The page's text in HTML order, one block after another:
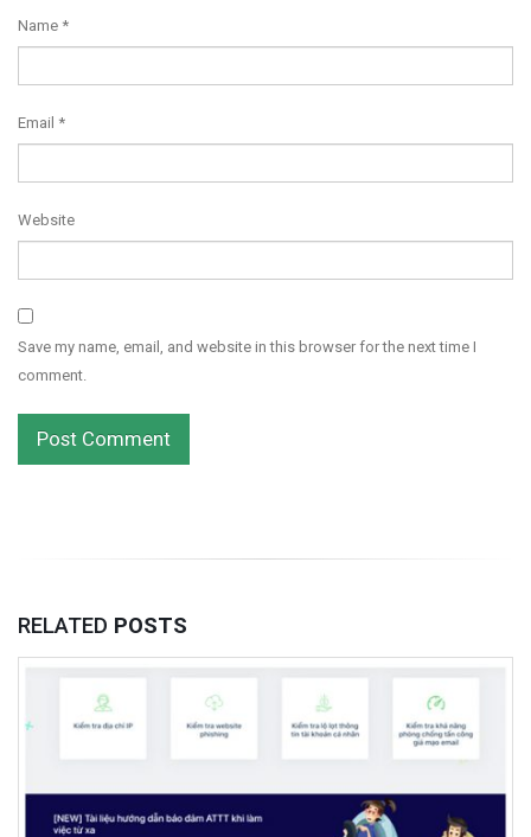
Name *
Email *
Website
Save my name, email, and website in this browser for the next time I
comment.
RELATED POSTS